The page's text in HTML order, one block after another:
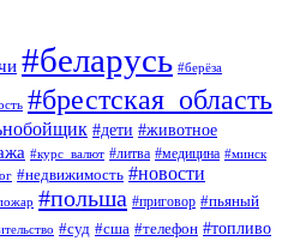
#беларусь #берёза
#брестская_область
#дети #животное
#курс_валют #литва #медицина #минск
#недвижимость #новости
#польша #приговор #пьяный
#суд #сша #телефон #топливо